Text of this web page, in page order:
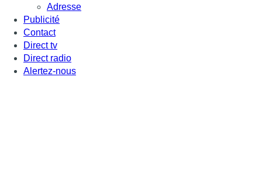
Adresse
Publicité
Contact
Direct tv
Direct radio
Alertez-nous